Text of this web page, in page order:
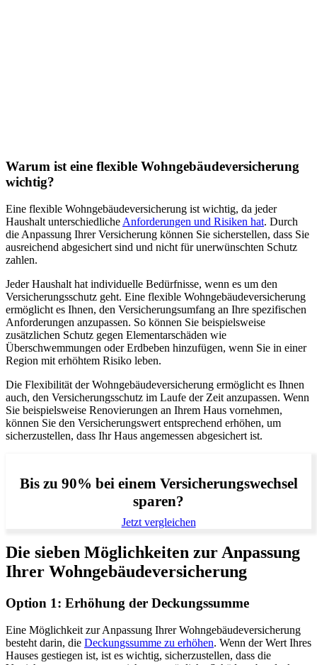
Warum ist eine flexible Wohngebäudeversicherung
wichtig?
Eine flexible Wohngebäudeversicherung ist wichtig, da jeder
Haushalt unterschiedliche Anforderungen und Risiken hat. Durch
die Anpassung Ihrer Versicherung können Sie sicherstellen, dass Sie
ausreichend abgesichert sind und nicht für unerwünschten Schutz
zahlen.
Jeder Haushalt hat individuelle Bedürfnisse, wenn es um den
Versicherungsschutz geht. Eine flexible Wohngebäudeversicherung
ermöglicht es Ihnen, den Versicherungsumfang an Ihre spezifischen
Anforderungen anzupassen. So können Sie beispielsweise
zusätzlichen Schutz gegen Elementarschäden wie
Überschwemmungen oder Erdbeben hinzufügen, wenn Sie in einer
Region mit erhöhtem Risiko leben.
Die Flexibilität der Wohngebäudeversicherung ermöglicht es Ihnen
auch, den Versicherungsschutz im Laufe der Zeit anzupassen. Wenn
Sie beispielsweise Renovierungen an Ihrem Haus vornehmen,
können Sie den Versicherungswert entsprechend erhöhen, um
sicherzustellen, dass Ihr Haus angemessen abgesichert ist.
Bis zu 90% bei einem Versicherungswechsel
sparen?
Jetzt vergleichen
Die sieben Möglichkeiten zur Anpassung
Ihrer Wohngebäudeversicherung
Option 1: Erhöhung der Deckungssumme
Eine Möglichkeit zur Anpassung Ihrer Wohngebäudeversicherung
besteht darin, die Deckungssumme zu erhöhen. Wenn der Wert Ihres
Hauses gestiegen ist, ist es wichtig, sicherzustellen, dass die